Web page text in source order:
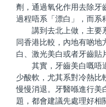
劑，通過氧化作用去除牙
過程唔系「漂白」，而系
講到去北上做，主要系
同香港比較，內地有啲地
白、激光美白或者牙齒貼
其實，牙齒美白嘅唔適
少酸軟，尤其系對冷熱比
慢慢消退。牙醫喺進行美
題，都會建議先處理好相